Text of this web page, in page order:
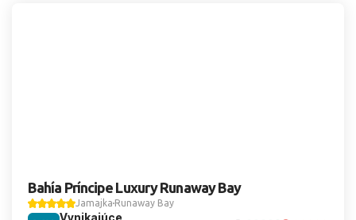
Bahía Príncipe Luxury Runaway Bay
Jamajka Runaway Bay
Vynikajúce